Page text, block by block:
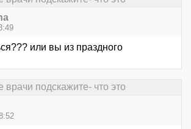
или вы из праздного
подскажите- что это